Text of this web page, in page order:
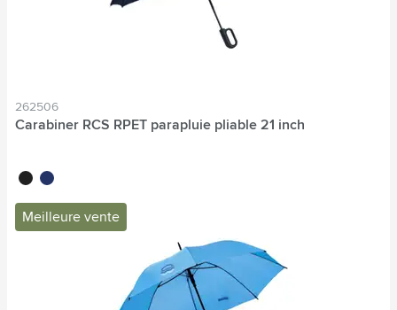
262506
Carabiner RCS RPET parapluie pliable 21 inch
noir bleu
Meilleure vente